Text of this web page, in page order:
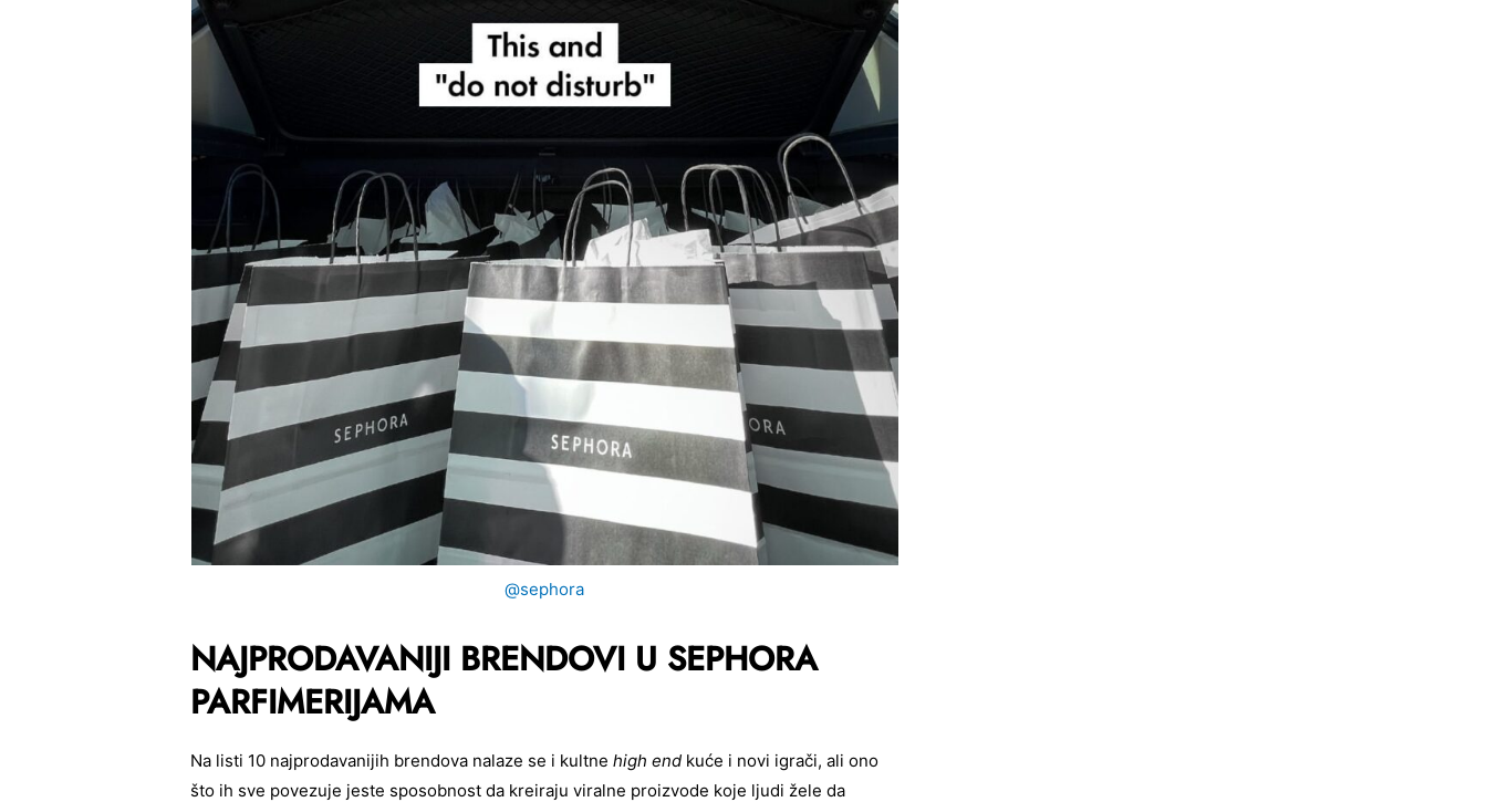
@sephora
NAJPRODAVANIJI BRENDOVI U SEPHORA
PARFIMERIJAMA
Na listi 10 najprodavanijih brendova nalaze se i kultnehigh end kuće i novi igrači, ali ono
što ih sve povezuje jeste sposobnost da kreiraju viralne proizvode koje ljudi žele da